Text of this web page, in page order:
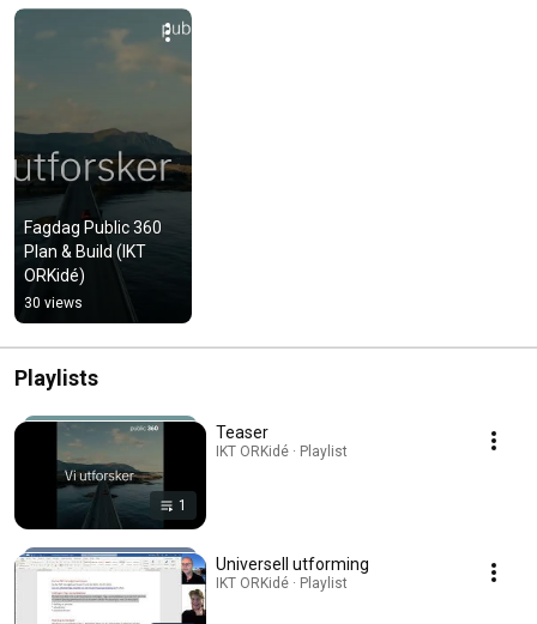
Fagdag Public 360
Plan & Build (IKT
ORKidé)
30 views
Playlists
1
Teaser
IKT ORKidé · Playlist
Universell utforming
IKT ORKidé · Playlist